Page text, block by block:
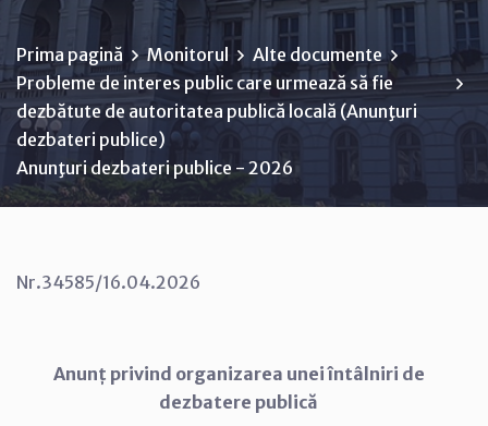
Prima pagină Monitorul
Alte documente
Probleme de interes public care urmează să fie
dezbătute de autoritatea publică locală (Anunţuri
dezbateri publice)
Anunţuri dezbateri publice - 2026
Nr.34585/16.04.2026
Anunț privind organizarea unei întâlniri de
dezbatere publică